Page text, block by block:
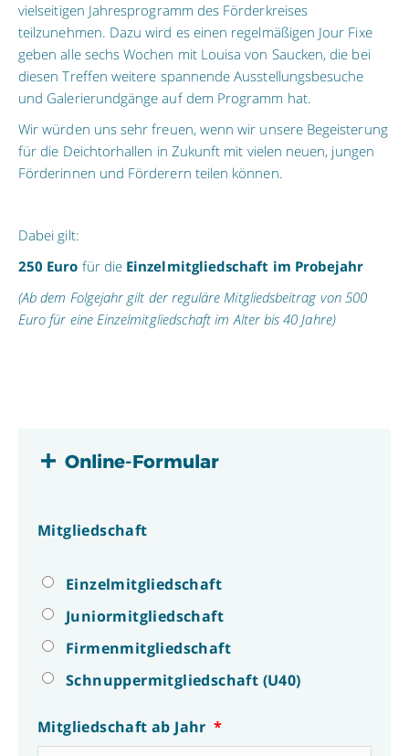
vielseitigen Jahresprogramm des Förderkreises
teilzunehmen. Dazu wird es einen regelmäßigen Jour Fixe
geben alle sechs Wochen mit Louisa von Saucken, die bei
diesen Treffen weitere spannende Ausstellungsbesuche
und Galerierundgänge auf dem Programm hat.
Wir würden uns sehr freuen, wenn wir unsere Begeisterung
für die Deichtorhallen in Zukunft mit vielen neuen, jungen
Förderinnen und Förderern teilen können.
Dabei gilt:
250 Euro für die Einzelmitgliedschaft im Probejahr
(Ab dem Folgejahr gilt der reguläre Mitgliedsbeitrag von 500
Euro für eine Einzelmitgliedschaft im Alter bis 40 Jahre)
Online-Formular
Mitgliedschaft
Einzelmitgliedschaft
Juniormitgliedschaft
Firmenmitgliedschaft
Schnuppermitgliedschaft (U40)
Mitgliedschaft ab Jahr